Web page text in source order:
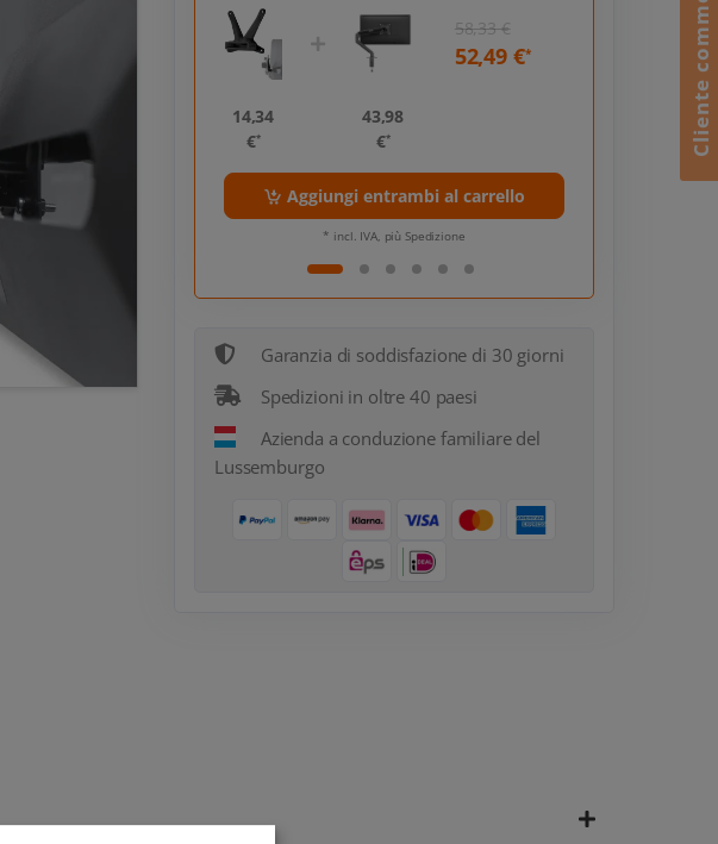
€
al carrello
58,33 €
52,49 €*
14,34
€*
43,98
€*
Aggiungi entrambi al carrello
* incl. IVA, più Spedizione
Garanzia di soddisfazione di 30 giorni
Spedizioni in oltre 40 paesi
Azienda a conduzione familiare del
Lussemburgo